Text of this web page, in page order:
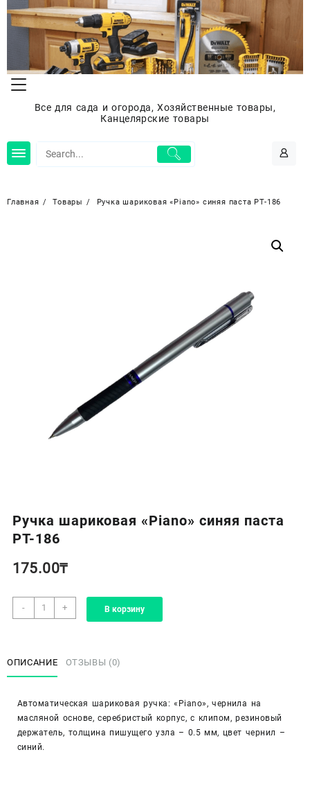
Перейти
содержимому
Все для сада и огорода, Хозяйственные товары,
Канцелярские товары
Главная Товары Ручка шариковая «Piano» синяя паста PT-186
Ручка шариковая «Piano» синяя паста
PT-186
175.00₸
-
Количество
товара
«Piano»
синяя
PT-
186
+ В корзину
ОПИСАНИЕ ОТЗЫВЫ (0)
Автоматическая шариковая ручка: «Piano», чернила на
масляной основе, серебристый корпус, с клипом, резиновый
держатель, толщина пишущего узла – 0.5 мм, цвет чернил –
синий.